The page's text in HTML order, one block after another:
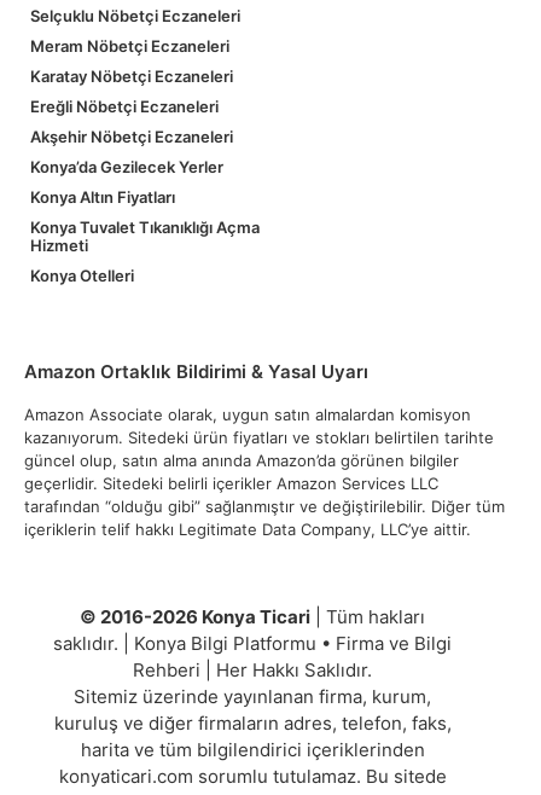
Selçuklu Nöbetçi Eczaneleri
Meram Nöbetçi Eczaneleri
Karatay Nöbetçi Eczaneleri
Ereğli Nöbetçi Eczaneleri
Akşehir Nöbetçi Eczaneleri
Konya’da Gezilecek Yerler
Konya Altın Fiyatları
Konya Tuvalet Tıkanıklığı Açma
Hizmeti
Konya Otelleri
Amazon Ortaklık Bildirimi & Yasal Uyarı
Amazon Associate olarak, uygun satın almalardan komisyon
kazanıyorum. Sitedeki ürün fiyatları ve stokları belirtilen tarihte
güncel olup, satın alma anında Amazon’da görünen bilgiler
geçerlidir. Sitedeki belirli içerikler Amazon Services LLC
tarafından “olduğu gibi” sağlanmıştır ve değiştirilebilir. Diğer tüm
içeriklerin telif hakkı Legitimate Data Company, LLC’ye aittir.
© 2016-2026 Konya Ticari | Tüm hakları
saklıdır. | Konya Bilgi Platformu • Firma ve Bilgi
Rehberi | Her Hakkı Saklıdır.
Sitemiz üzerinde yayınlanan firma, kurum,
kuruluş ve diğer firmaların adres, telefon, faks,
harita ve tüm bilgilendirici içeriklerinden
konyaticari.com sorumlu tutulamaz. Bu sitede